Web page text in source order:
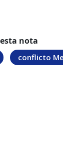
nota
conflicto